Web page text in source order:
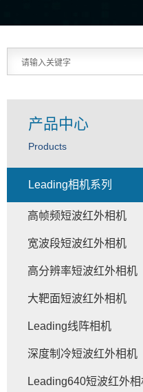
产品中心
Products
Leading相机系列
高帧频短波红外相机
宽波段短波红外相机
高分辨率短波红外相机
大靶面短波红外相机
Leading线阵相机
深度制冷短波红外相机
Leading640短波红外相